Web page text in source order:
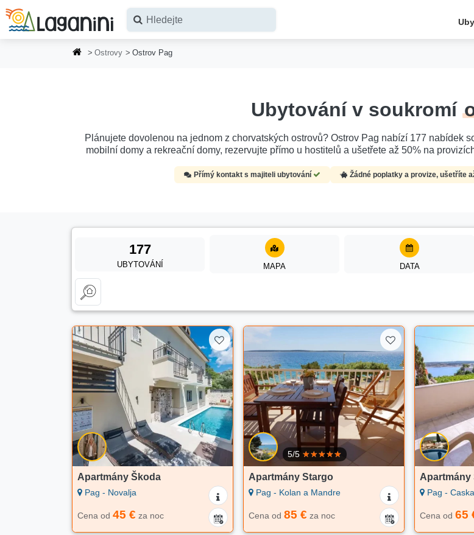
Přejít na hlavní obsah
Ostrovy Ostrov Pag
Ubytování v soukromí
Plánujete dovolenou na jednom z chorvatských ostrovů? Ostrov Pag nabízí 177 nabídek
mobilní domy a rekreační domy, rezervujte přímo u hostitelů a ušetřete až 50% na
Přímý kontakt s majiteli ubytování Žádné poplatky a provize, ušetříte
177
UBYTOVÁNÍ MAPA DATA
Apartmány Škoda
Pag - Novalja
Cena od 45 € za noc
5/5
Apartmány Stargo
Pag - Kolan a Mandre
Cena od 85 € za noc
Apartmány
Pag - Caska
Cena od 65